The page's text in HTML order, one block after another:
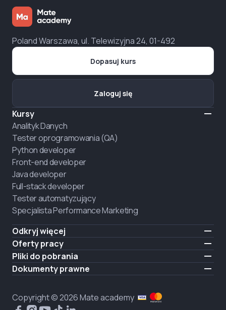
Poland Warszawa, ul. Telewizyjna 24, 01-492
Kursy
Analityk Danych
Tester oprogramowania (QA)
Python developer
Front-end developer
Java developer
Full-stack developer
Tester automatyzujący
Specjalista Performance Marketing
Odkryj więcej
Formaty nauczania
O nas
Ogłoszenie
Oferty pracy
Zatrudnij absolwenta
Pliki do pobrania
iOS
Dokumenty prawne
Polityka prywatności
Polityka plików cookies
Dopasuj kurs
Zaloguj się
Copyright © 2026 Mate academy